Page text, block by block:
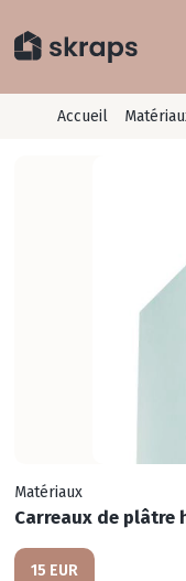
Accueil
Matériaux
Carreaux de plâtre
15 EUR